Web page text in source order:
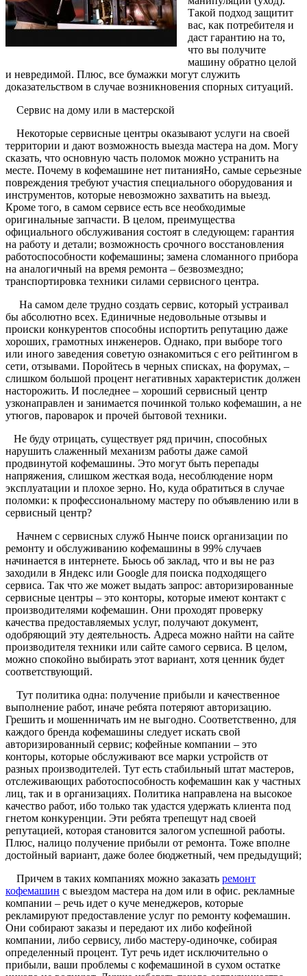
Такой подход защитит
вас, как потребителя и
даст гарантию на то,
что вы получите
машину обратно целой
и невредимой. Плюс, все бумажки могут служить
доказательством в случае возникновения спорных ситуаций.
Сервис на дому или в мастерской
Некоторые сервисные центры оказывают услуги на своей
территории и дают возможность выезда мастера на дом. Могу
сказать, что основную часть поломок можно устранить на
месте. Почему в кофемашине нет питанияНо, самые серьезные
повреждения требуют участия специального оборудования и
инструментов, которые невозможно захватить на выезд.
Кроме того, в самом сервисе есть все необходимые
оригинальные запчасти. В целом, преимущества
официального обслуживания состоят в следующем: гарантия
на работу и детали; возможность срочного восстановления
работоспособности кофемашины; замена сломанного прибора
на аналогичный на время ремонта – безвозмездно;
транспортировка техники силами сервисного центра.
На самом деле трудно создать сервис, который устраивал
бы абсолютно всех. Единичные недовольные отзывы и
происки конкурентов способны испортить репутацию даже
хороших, грамотных инженеров. Однако, при выборе того
или иного заведения советую ознакомиться с его рейтингом в
сети, отзывами. Поройтесь в черных списках, на форумах, –
слишком большой процент негативных характеристик должен
насторожить. И последнее – хороший сервисный центр
узконаправлен и занимается починкой только кофемашин, а не
утюгов, пароварок и прочей бытовой техники.
Не буду отрицать, существует ряд причин, способных
нарушить слаженный механизм работы даже самой
продвинутой кофемашины. Это могут быть перепады
напряжения, слишком жесткая вода, несоблюдение норм
эксплуатации и плохое зерно. Но, куда обратиться в случае
поломки: к профессиональному мастеру по объявлению или в
сервисный центр?
Начнем с сервисных служб Нынче поиск организации по
ремонту и обслуживанию кофемашины в 99% случаев
начинается в интернете. Бьюсь об заклад, что и вы не раз
заходили в Яндекс или Google для поиска подходящего
сервиса. Так что же может выдать запрос: авторизированные
сервисные центры – это конторы, которые имеют контакт с
производителями кофемашин. Они проходят проверку
качества предоставляемых услуг, получают документ,
одобряющий эту деятельность. Адреса можно найти на сайте
производителя техники или сайте самого сервиса. В целом,
можно спокойно выбирать этот вариант, хотя ценник будет
соответствующий.
Тут политика одна: получение прибыли и качественное
выполнение работ, иначе ребята потеряют авторизацию.
Грешить и мошенничать им не выгодно. Соответственно, для
каждого бренда кофемашины следует искать свой
авторизированный сервис; кофейные компании – это
конторы, которые обслуживают все марки устройств от
разных производителей. Тут есть стабильный штат мастеров,
отслеживающих работоспособность кофемашин как у частных
лиц, так и в организациях. Политика направлена на высокое
качество работ, ибо только так удастся удержать клиента под
гнетом конкуренции. Эти ребята трепещут над своей
репутацией, которая становится залогом успешной работы.
Плюс, налицо получение прибыли от ремонта. Тоже вполне
достойный вариант, даже более бюджетный, чем предыдущий;
Причем в таких компаниях можно заказать ремонт
кофемашин с выездом мастера на дом или в офис. рекламные
компании – речь идет о куче менеджеров, которые
рекламируют предоставление услуг по ремонту кофемашин.
Они собирают заказы и передают их либо кофейной
компании, либо сервису, либо мастеру-одиночке, собирая
определенный процент. Тут речь идет исключительно о
прибыли, ваши проблемы с кофемашиной в сухом остатке